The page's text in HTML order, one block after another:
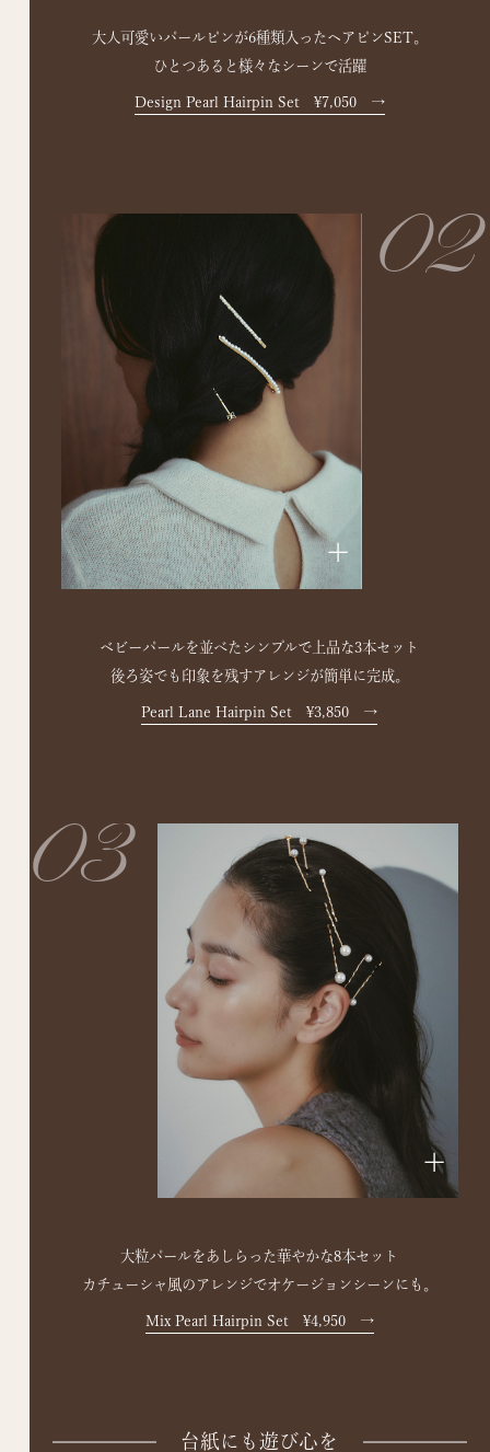
大人可愛いパールピンが6種類入ったヘアピンSET。
ひとつあると様々なシーンで活躍
Design Pearl Hairpin Set ¥7,050 →
+
02
ベビーパールを並べたシンプルで上品な3本セット
後ろ姿でも印象を残すアレンジが簡単に完成。
Pearl Lane Hairpin Set ¥3,850 →
03
+
大粒パールをあしらった華やかな8本セット
カチューシャ風のアレンジでオケージョンシーンにも。
Mix Pearl Hairpin Set ¥4,950 →
台紙にも遊び心を